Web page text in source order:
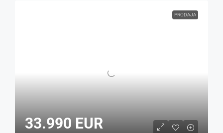
PRODAJA
33.990 EUR